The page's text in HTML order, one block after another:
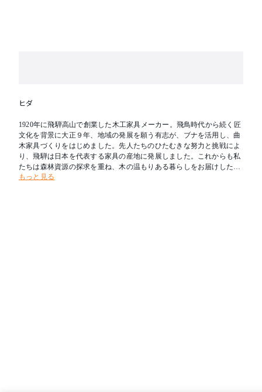
ヒダ
1920年に飛騨高山で創業した木工家具メーカー。飛鳥時代から続く匠
文化を背景に大正９年、地域の発展を願う有志が、ブナを活用し、曲
木家具づくりをはじめました。先人たちのひたむきな努力と挑戦によ
り、飛騨は日本を代表する家具の産地に発展しました。これからも私
たちは森林資源の探求を重ね、木の温もりある暮らしをお届けしたい
と考えます。新たな創造を可能とし、その魅力を求めて人々が集う場
もっと見る